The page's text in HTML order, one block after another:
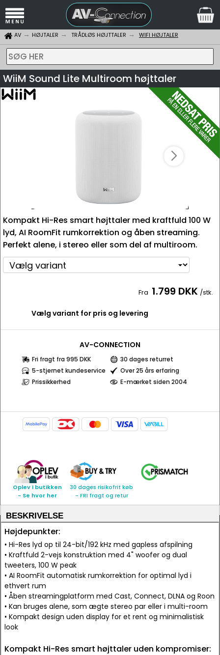
AV HØJTALER TRÅDLØS HØJTTALER WIFI HØJTALER
SØG HER
WiiM Sound Lite Multiroom højttaler
Kompakt Hi-Res smart højttaler med kraftfuld 100 W
lyd, AI RoomFit rumkorrektion og åben streaming.
Perfekt alene, i stereo eller som del af multiroom.
Fra 1.799 DKK /stk.
Vælg variant for pris og levering
AV-CONNECTION
Fri fragt fra 995 DKK
30 dages returret
5-stjernet kundeservice
Over 25 års erfaring
Prissikkerhed
E-mærket siden 2004
Oplev i butikken
- Se hvor her
30 dages risikofrit køb
- FRI fragt og retur
BESKRIVELSE
Højdepunkter:
• Hi-Res lyd op til 24-bit/192 kHz med gapless afspilning
• Kraftfuld 2-vejs konstruktion med 4" woofer og dual
tweeters, 100 W peak
• AI RoomFit automatisk rumkorrektion for optimal lyd i
ethvert rum
• Åben streamingplatform med Cast, Connect, DLNA og Roon
• Kan bruges alene, som ægte stereo par eller i multi-room
• Kompakt design uden display for et rent og minimalistisk
look
Kompakt Hi-Res smart højttaler uden kompromiser: